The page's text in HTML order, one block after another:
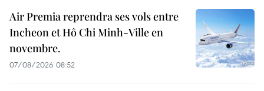
Air Premia reprendra ses vols entre
Incheon et Hô Chi Minh-Ville en
novembre.
07/08/2026 08:52